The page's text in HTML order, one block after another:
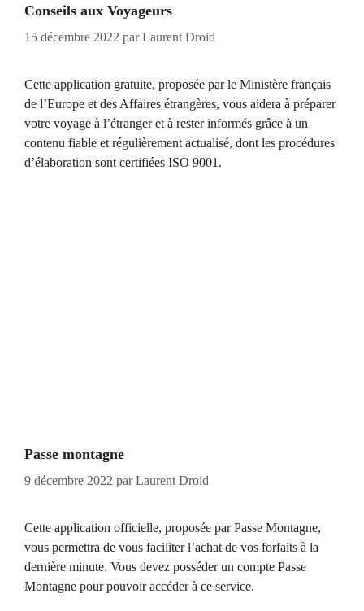
Conseils aux Voyageurs
15 décembre 2022 parLaurent Droid
Cette application gratuite, proposée par le Ministère français
de l’Europe et des Affaires étrangères, vous aidera à préparer
votre voyage à l’étranger et à rester informés grâce à un
contenu fiable et régulièrement actualisé, dont les procédures
d’élaboration sont certifiées ISO 9001.
Passe montagne
9 décembre 2022 parLaurent Droid
Cette application officielle, proposée par Passe Montagne,
vous permettra de vous faciliter l’achat de vos forfaits à la
dernière minute. Vous devez posséder un compte Passe
Montagne pour pouvoir accéder à ce service.